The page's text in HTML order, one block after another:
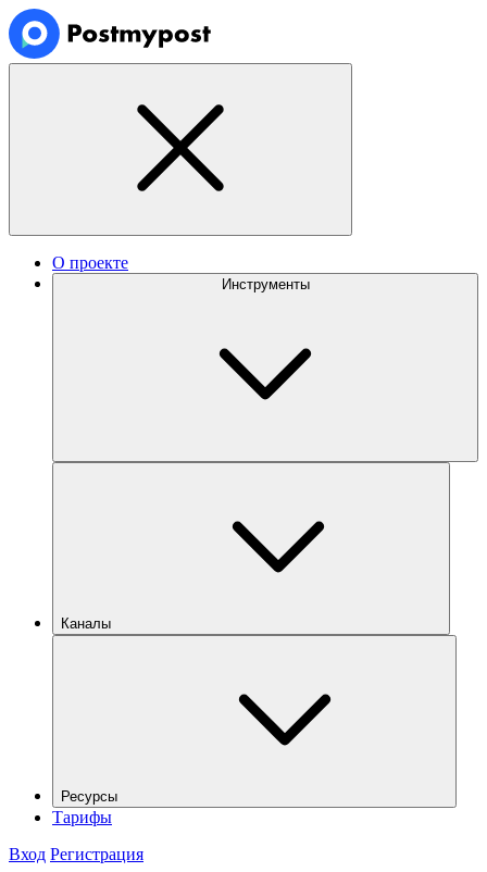
О проекте
Инструменты
Каналы
Ресурсы
Тарифы
Вход Регистрация